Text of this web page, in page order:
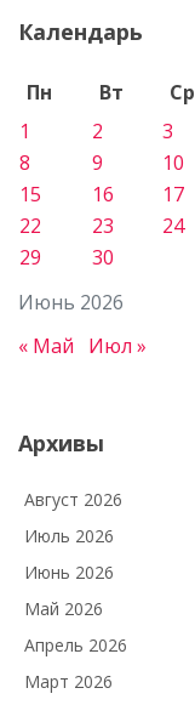
Календарь
Июнь 2026
Пн Вт Ср
1
2 3
8
9 10
15
16 17
22
23 24
29
30
« Май Июл »
Архивы
Август 2026
Июль 2026
Июнь 2026
Май 2026
Апрель 2026
Март 2026